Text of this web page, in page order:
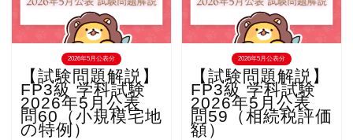
2026年5月公表分
【試験問題解説】
FP3級 学科試験
2026年5月公表
問60（小規模宅地
の特例）
2026年5月公表分
【試験問題解説】
FP3級 学科試験
2026年5月公表
問59（相続税評価
額）